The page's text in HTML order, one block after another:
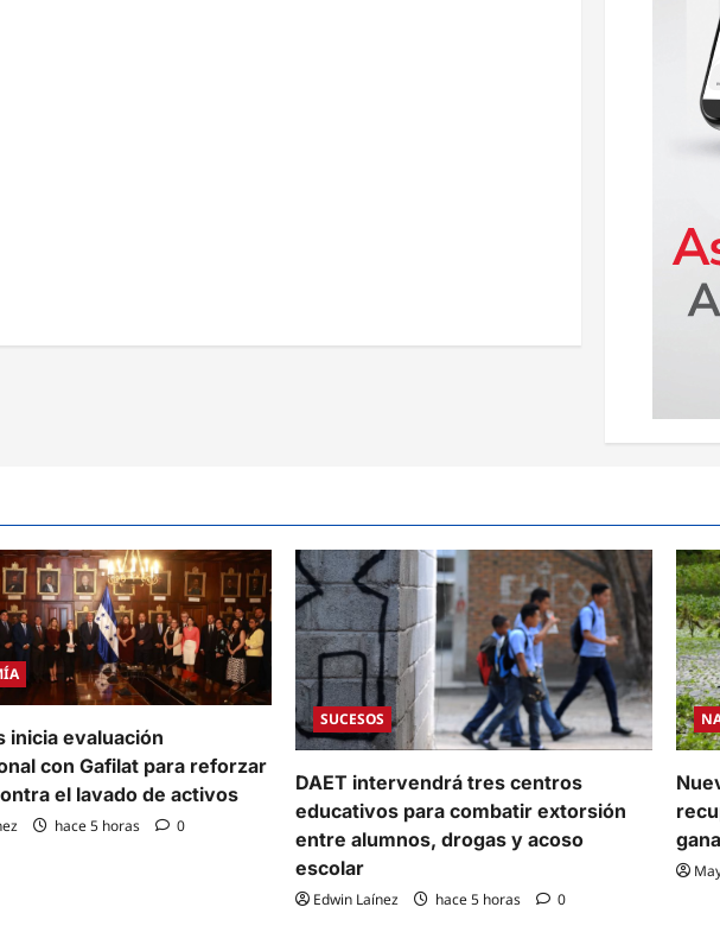
inicia evaluación
con Gafilat para reforzar
el lavado de activos
hace 5 horas 0
SUCESOS
DAET intervendrá tres centros
educativos para combatir extorsión
entre alumnos, drogas y acoso
escolar
Edwin Laínez hace 5 horas 0